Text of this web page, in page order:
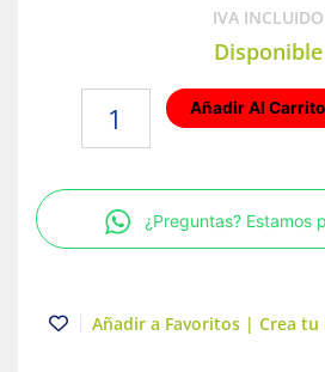
IVA INCLUIDO
Disponible
Luz
blanca
5W
cantidad
Añadir Al Carrito
¿Preguntas? Estamos
Añadir a Favoritos | Crea tu